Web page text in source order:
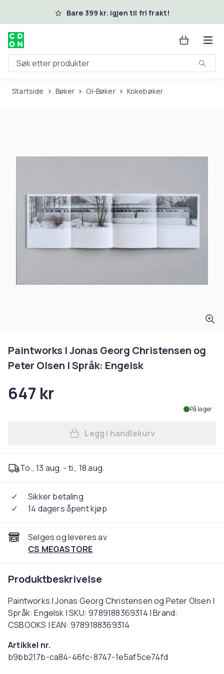
Hopp til hovedinnholdBare 399 kr. igjen til fri frakt!
Søk etter produkter
Startside Bøker GI-Bøker Kokebøker
Paintworks | Jonas Georg Christensen og
Peter Olsen | Språk: Engelsk
647 kr
På lager
Legg Paintworks | Jonas
Legg i handlekurv
To., 13 aug. - ti., 18 aug.
Sikker betaling
14 dagers åpent kjøp
Selges og leveres av
CS MEGASTORE
Produktbeskrivelse
Paintworks | Jonas Georg Christensen og Peter Olsen |
Språk: Engelsk | SKU: 9789188369314 | Brand:
CSBOOKS | EAN: 9789188369314
Artikkel nr.
b9bb217b-ca84-46fc-8747-1e5af5ce74fd